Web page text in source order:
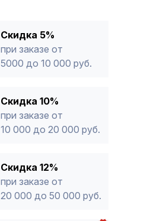
* -Для заказов, состоящих
продукции, максимальная скидка
Скидка 5%
при заказе от
5000 до 10 000 руб.
Скидка 10%
при заказе от
10 000 до 20 000 руб.
Скидка 12%
при заказе от
20 000 до 50 000 руб.